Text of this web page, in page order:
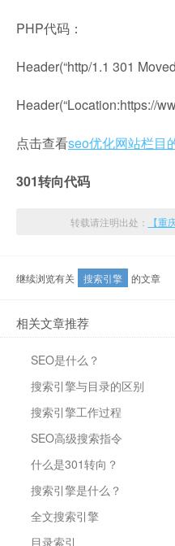
PHP代码：
Header(“http/1.1 301
Header(“Location:https://
点击查看seo优化网站栏目
301转向代码
转载请注明出处： 【重
继续浏览有关 搜索引擎 的文章
相关文章推荐
SEO是什么？
搜索引擎与目录的区别
搜索引擎工作过程
SEO高级搜索指令
什么是301转向？
搜索引擎是什么？
全文搜索引擎
目录索引